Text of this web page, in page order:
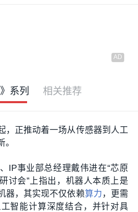
系列 相关推荐
，正推动着一场从传感器到人工
IP事业部总经理戴伟进在“芯原
讨会”上指出，机器人本质上是
器，其实现不仅依赖算力 ，更需
智能计算深度结合，并针对具